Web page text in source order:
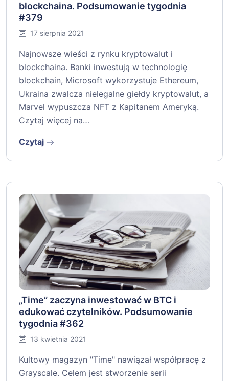
blockchaina. Podsumowanie tygodnia
#379
17 sierpnia 2021
Najnowsze wieści z rynku kryptowalut i
blockchaina. Banki inwestują w technologię
blockchain, Microsoft wykorzystuje Ethereum,
Ukraina zwalcza nielegalne giełdy kryptowalut, a
Marvel wypuszcza NFT z Kapitanem Ameryką.
Czytaj więcej na…
Czytaj
„Time” zaczyna inwestować w BTC i
edukować czytelników. Podsumowanie
tygodnia #362
13 kwietnia 2021
Kultowy magazyn "Time" nawiązał współpracę z
Grayscale. Celem jest stworzenie serii